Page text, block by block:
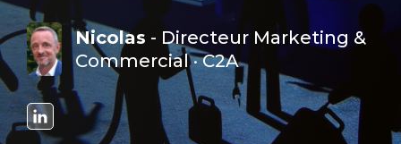
Nicolas - Directeur Marketing &
Commercial · C2A